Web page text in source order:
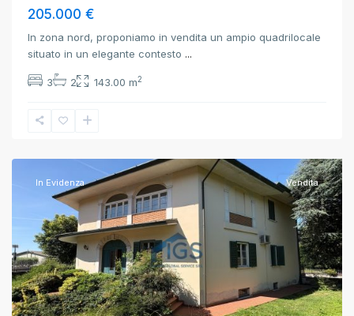
205.000 €
In zona nord, proponiamo in vendita un ampio quadrilocale
situato in un elegante contesto ...
3 2 143.00 m2
Travagliato ,
In Evidenza Vendita